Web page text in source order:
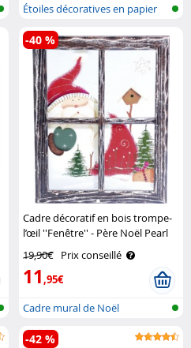
Étoiles décoratives en papier
pliab..
Cadre décoratif en bois trompe-
l’œil ''Fenêtre'' - Père Noël Pearl
19,90€ Prix conseillé
11,95€
-40 %
Cadre mural de Noël
-42 %